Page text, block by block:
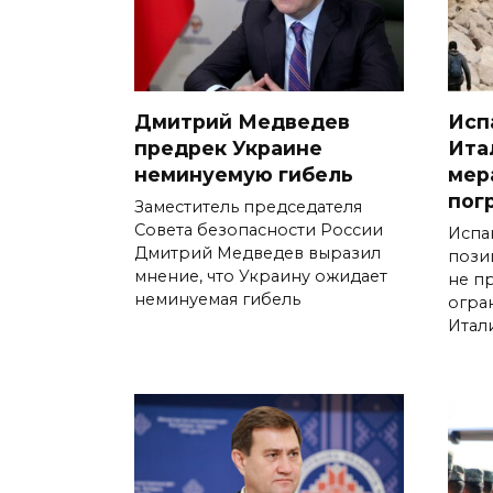
Дмитрий Медведев
предрек Украине
неминуемую гибель
Заместитель председателя
Совета безопасности России
Дмитрий Медведев выразил
мнение, что Украину ожидает
неминуемая гибель
не